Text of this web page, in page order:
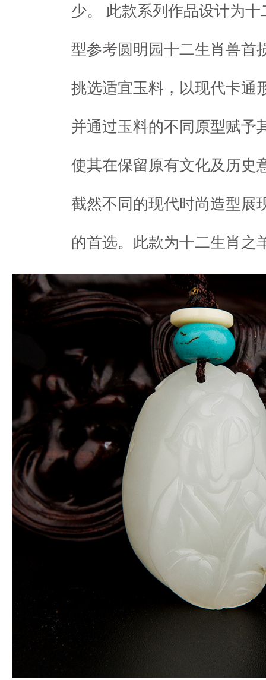
少。 此款系列作品设计为
型参考圆明园十二生肖兽首
挑选适宜玉料，以现代卡通
并通过玉料的不同原型赋予
使其在保留原有文化及历史
截然不同的现代时尚造型展
的首选。此款为十二生肖之